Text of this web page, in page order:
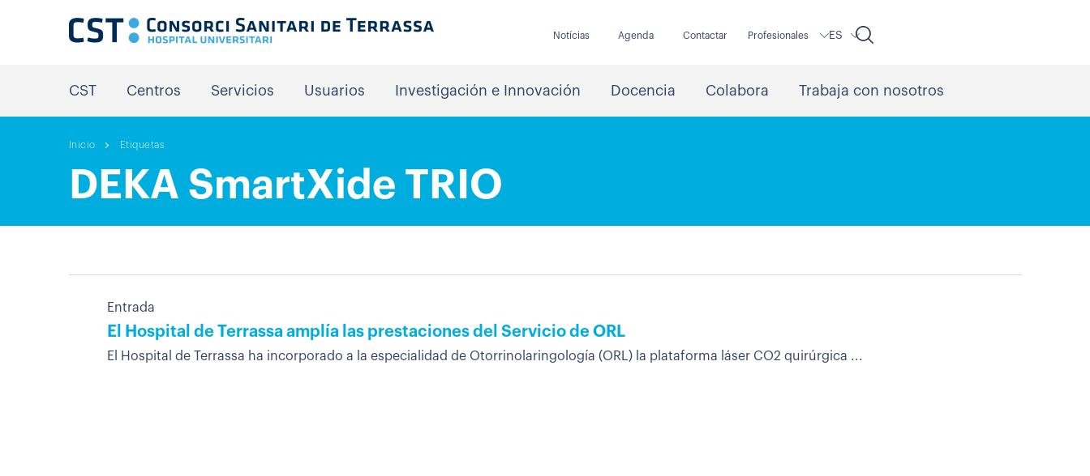
Notícias Agenda Contactar Profesionales ES
CST Centros Servicios Usuarios Investigación e Innovación Docencia Colabora Trabaja con nosotros
Inicio Etiquetas
DEKA SmartXide TRIO
Entrada
El Hospital de Terrassa amplía las prestaciones del Servicio de ORL
El Hospital de Terrassa ha incorporado a la especialidad de Otorrinolaringología (ORL) la plataforma láser CO2 quirúrgica ...